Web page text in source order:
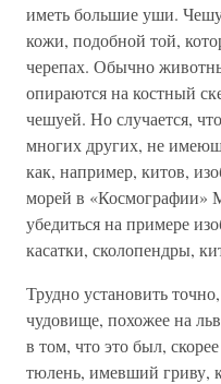
иметь большие уши.
кожи, подобной той,
черепах. Обычно
опираются на костный
чешуей. Но случается,
многих других, не
как, например, китов,
морей в «Космографии»
убедиться на примере
касатки, сколопендры,
Трудно установить
чудовище, похожее на
в том, что это был,
тюлень, имевший гриву,